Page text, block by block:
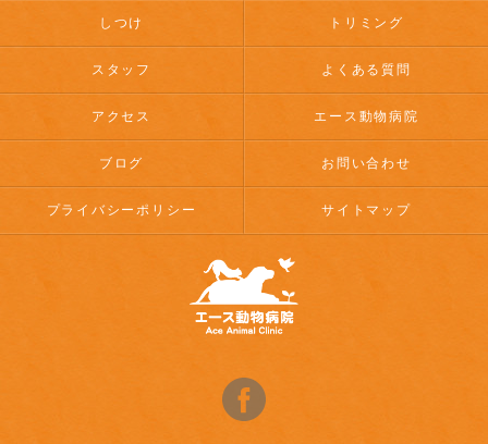
しつけ トリミング
スタッフ よくある質問
アクセス エース動物病院
ブログ お問い合わせ
プライバシーポリシー サイトマップ